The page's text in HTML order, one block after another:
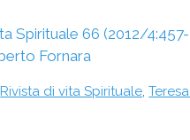
Spirituale 66 (2012/
Fornara
Rivista di vita Spirituale,